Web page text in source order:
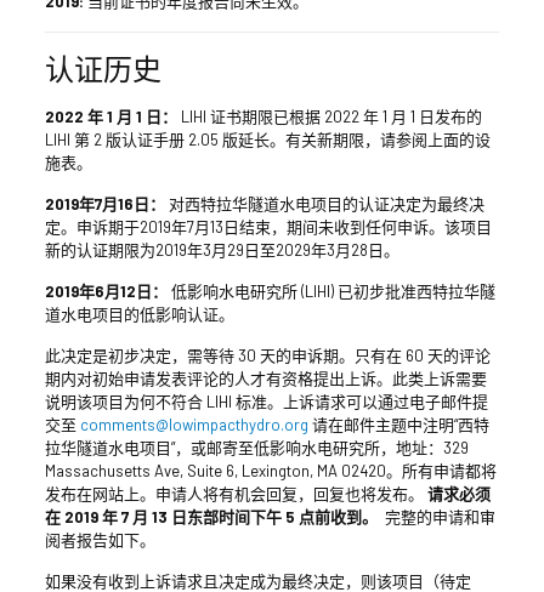
认证历史
2022 年 1 月 1 日：
LIHI 证书期限已根据 2022 年 1 月 1 日发布的
LIHI 第 2 版认证手册 2.05 版延长。有关新期限，请参阅上面的设
施表。
2019年7月16日： 对西特拉华隧道水电项目的认证决定为最终决
定。申诉期于2019年7月13日结束，期间未收到任何申诉。该项目
新的认证期限为2019年3月29日至2029年3月28日。
2019年6月12日：
低影响水电研究所 (LIHI) 已初步批准西特拉华隧
道水电项目的低影响认证。
此决定是初步决定，需等待 30 天的申诉期。只有在 60 天的评论
期内对初始申请发表评论的人才有资格提出上诉。此类上诉需要
说明该项目为何不符合 LIHI 标准。上诉请求可以通过电子邮件提
交至 comments@lowimpacthydro.org 请在邮件主题中注明“西特
拉华隧道水电项目”，或邮寄至低影响水电研究所，地址：329
Massachusetts Ave, Suite 6, Lexington, MA 02420。所有申请都将
发布在网站上。申请人将有机会回复，回复也将发布。 请求必须
在 2019 年 7 月 13 日东部时间下午 5 点前收到。 完整的申请和审
阅者报告如下。
如果没有收到上诉请求且决定成为最终决定，则该项目（待定